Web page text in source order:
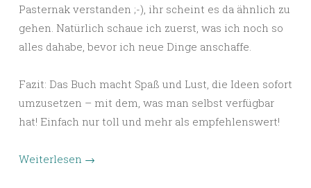
Pasternak verstanden ;-), ihr scheint es da ähnlich zu
gehen. Natürlich schaue ich zuerst, was ich noch so
alles dahabe, bevor ich neue Dinge anschaffe.
Fazit: Das Buch macht Spaß und Lust, die Ideen sofort
umzusetzen – mit dem, was man selbst verfügbar
hat! Einfach nur toll und mehr als empfehlenswert!
Weiterlesen →